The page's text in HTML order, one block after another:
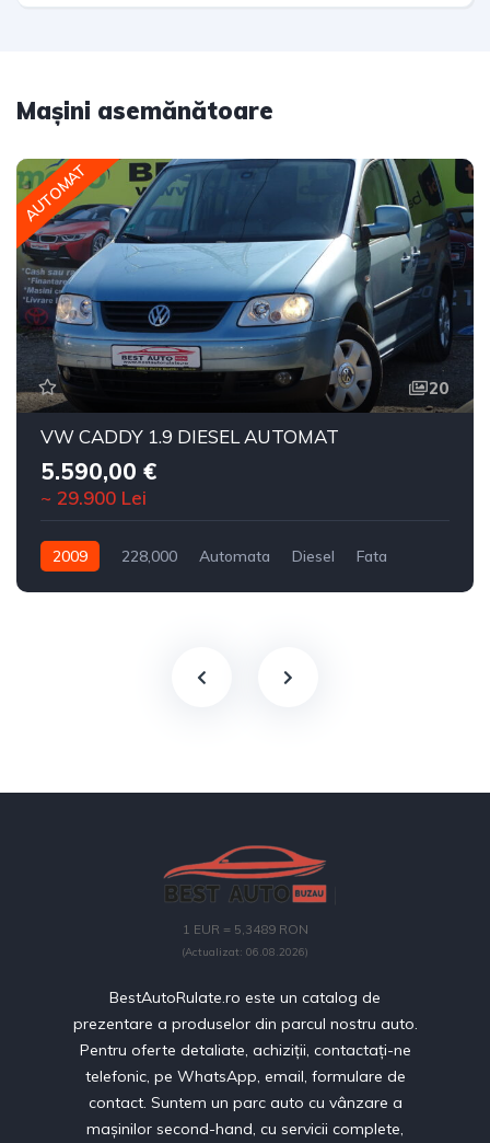
Mașini asemănătoare
AUTOMAT
20
VW CADDY 1.9 DIESEL AUTOMAT
5.590,00 €
~ 29.900 Lei
2009 228,000 Automata Diesel Fata
1 EUR = 5,3489 RON
(Actualizat: 06.08.2026)
BestAutoRulate.ro este un catalog de
prezentare a produselor din parcul nostru auto.
Pentru oferte detaliate, achiziții, contactați-ne
telefonic, pe WhatsApp, email, formulare de
contact. Suntem un parc auto cu vânzare a
mașinilor second-hand, cu servicii complete,